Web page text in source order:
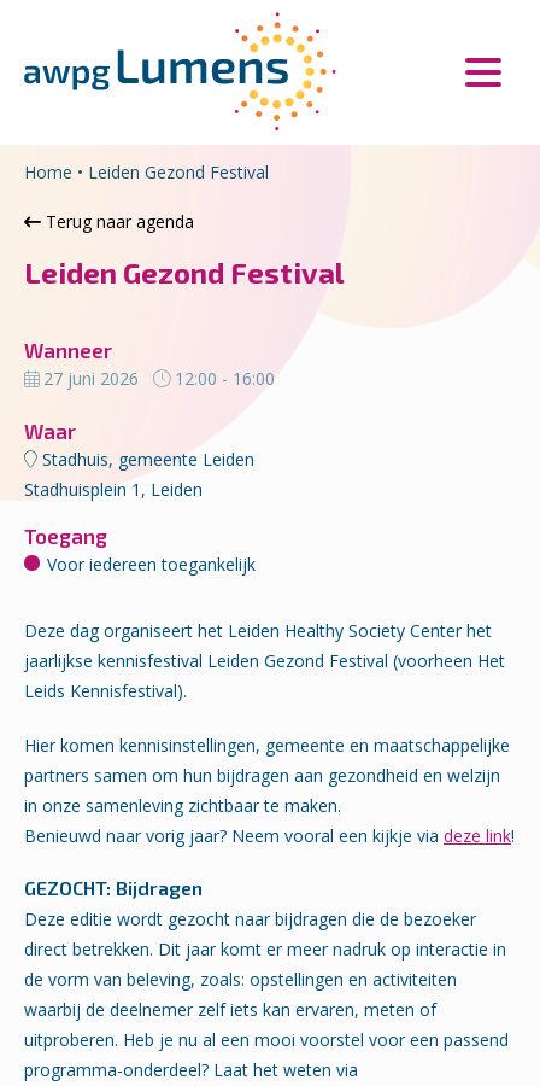
Home • Leiden Gezond Festival
Terug naar agenda
Leiden Gezond Festival
Wanneer
27 juni 2026 12:00 - 16:00
Waar
Stadhuis, gemeente Leiden
Stadhuisplein 1, Leiden
Toegang
Voor iedereen toegankelijk
Deze dag organiseert het Leiden Healthy Society Center het
jaarlijkse kennisfestival Leiden Gezond Festival (voorheen Het
Leids Kennisfestival).
Hier komen kennisinstellingen, gemeente en maatschappelijke
partners samen om hun bijdragen aan gezondheid en welzijn
in onze samenleving zichtbaar te maken.
Benieuwd naar vorig jaar? Neem vooral een kijkje via deze link!
GEZOCHT: Bijdragen
Deze editie wordt gezocht naar bijdragen die de bezoeker
direct betrekken. Dit jaar komt er meer nadruk op interactie in
de vorm van beleving, zoals: opstellingen en activiteiten
waarbij de deelnemer zelf iets kan ervaren, meten of
uitproberen. Heb je nu al een mooi voorstel voor een passend
programma-onderdeel? Laat het weten via